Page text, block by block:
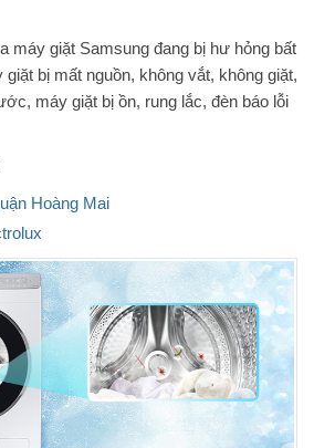
máy giặt Samsung đang bị hư hỏng bất
bị mất nguồn, không vắt, không giặt,
máy giặt bị ồn, rung lắc, đèn báo lỗi
Hoàng Mai